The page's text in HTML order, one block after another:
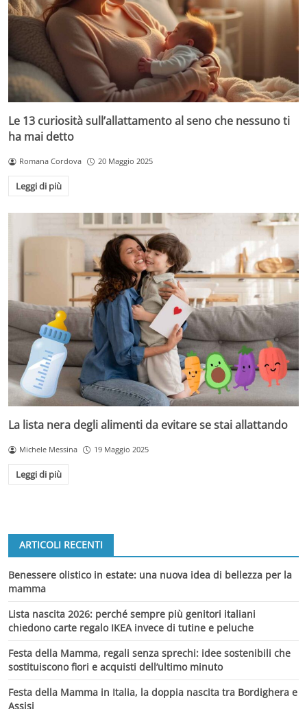
Le 13 curiosità sull’allattamento al seno che nessuno ti
ha mai detto
Romana Cordova 20 Maggio 2025
Leggi di più
La lista nera degli alimenti da evitare se stai allattando
Michele Messina 19 Maggio 2025
Leggi di più
ARTICOLI RECENTI
Benessere olistico in estate: una nuova idea di bellezza per la
mamma
Lista nascita 2026: perché sempre più genitori italiani
chiedono carte regalo IKEA invece di tutine e peluche
Festa della Mamma, regali senza sprechi: idee sostenibili che
sostituiscono fiori e acquisti dell’ultimo minuto
Festa della Mamma in Italia, la doppia nascita tra Bordighera e
Assisi